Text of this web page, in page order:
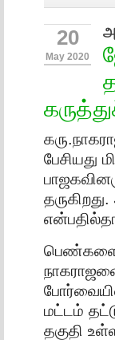
20
May 2020
பேசியது
பெண்களை
மட்டம்
தகுதி